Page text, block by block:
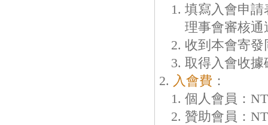
填寫入會申請
理事會審核通
收到本會寄
取得入會收
入會費 ：
個人會員：
贊助會員：